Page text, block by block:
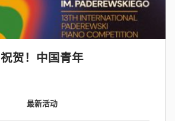
祝贺！中国青年
最新活动